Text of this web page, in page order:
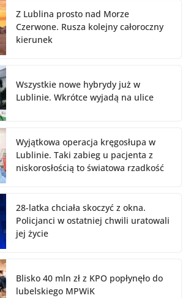
Z Lublina prosto nad Morze
Czerwone. Rusza kolejny całoroczny
kierunek
Wszystkie nowe hybrydy już w
Lublinie. Wkrótce wyjadą na ulice
Wyjątkowa operacja kręgosłupa w
Lublinie. Taki zabieg u pacjenta z
niskorosłością to światowa rzadkość
28-latka chciała skoczyć z okna.
Policjanci w ostatniej chwili uratowali
jej życie
Blisko 40 mln zł z KPO popłynęło do
lubelskiego MPWiK